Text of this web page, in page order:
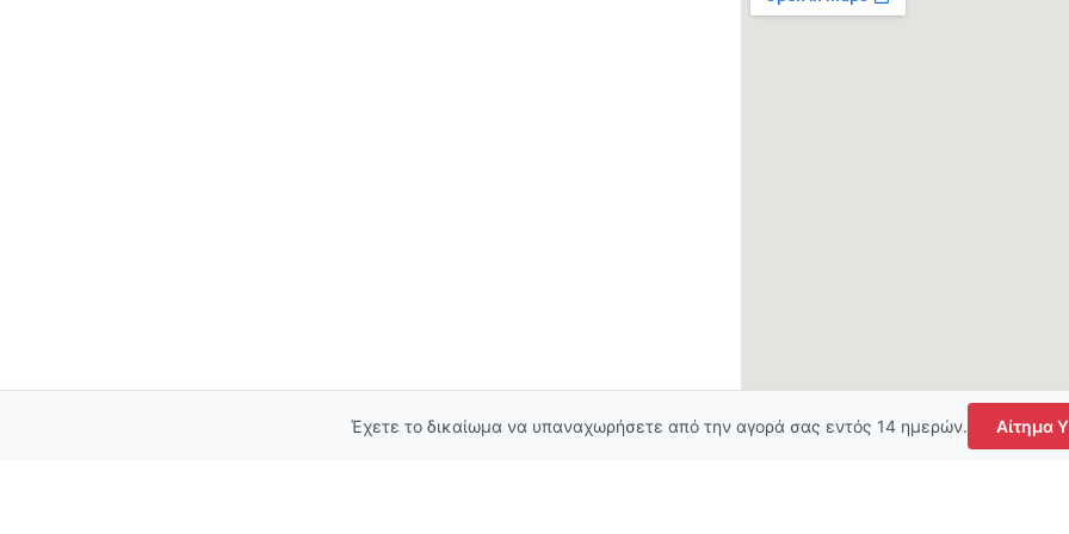
Έχετε το δικαίωμα να υπαναχωρήσετε από την αγορά σας εντός 14 ημερών. Αίτημα